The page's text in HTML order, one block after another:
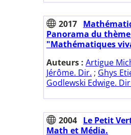
2017
Panorama du
"Mathématiques
Auteurs : Artigue
Jérôme. Dir. ; Ghys
Godlewski Edwige.
2004 Le Petit
Math et Média.